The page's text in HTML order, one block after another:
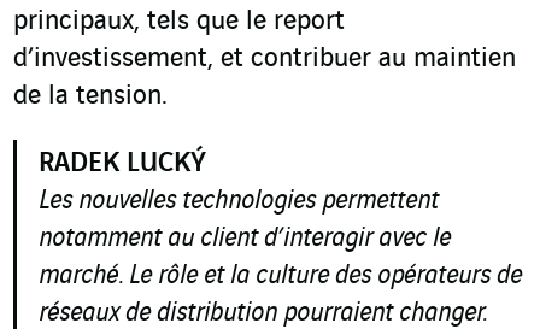
principaux, tels que le report
d’investissement, et contribuer au maintien
de la tension.
RADEK LUCKÝ
Les nouvelles technologies permettent
notamment au client d’interagir avec le
marché. Le rôle et la culture des opérateurs de
réseaux de distribution pourraient changer.